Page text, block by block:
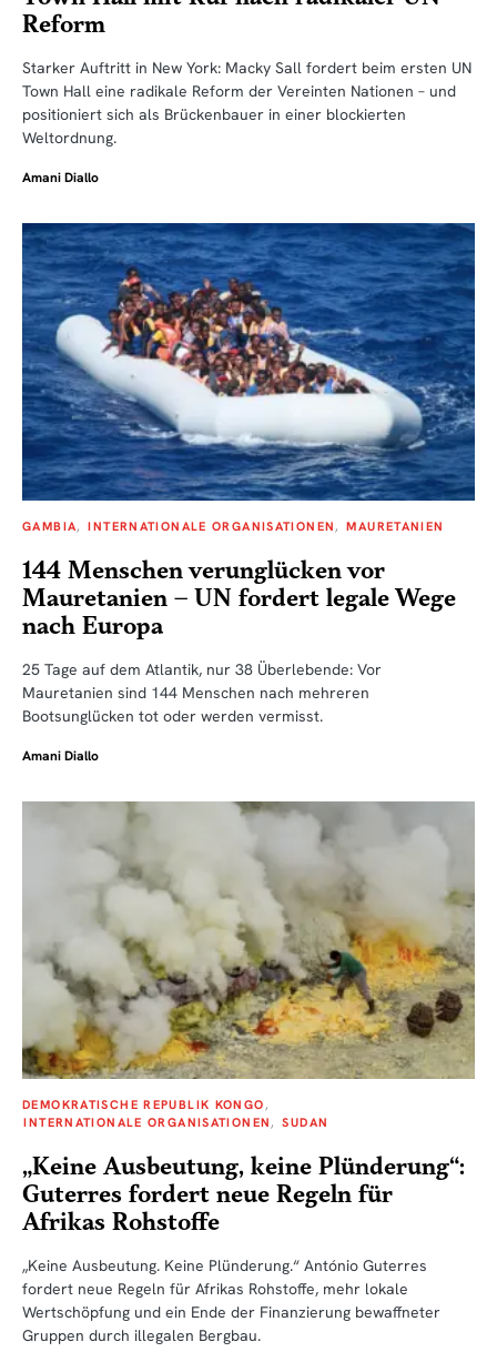
Reform
Starker Auftritt in New York: Macky Sall fordert beim ersten UN
Town Hall eine radikale Reform der Vereinten Nationen – und
positioniert sich als Brückenbauer in einer blockierten
Weltordnung.
Amani Diallo
GAMBIA INTERNATIONALE ORGANISATIONEN MAURETANIEN
144 Menschen verunglücken vor
Mauretanien – UN fordert legale Wege
nach Europa
25 Tage auf dem Atlantik, nur 38 Überlebende: Vor
Mauretanien sind 144 Menschen nach mehreren
Bootsunglücken tot oder werden vermisst.
Amani Diallo
DEMOKRATISCHE REPUBLIK KONGO
INTERNATIONALE ORGANISATIONEN
SUDAN
„Keine Ausbeutung, keine Plünderung“:
Guterres fordert neue Regeln für
Afrikas Rohstoffe
„Keine Ausbeutung. Keine Plünderung.“ António Guterres
fordert neue Regeln für Afrikas Rohstoffe, mehr lokale
Wertschöpfung und ein Ende der Finanzierung bewaffneter
Gruppen durch illegalen Bergbau.